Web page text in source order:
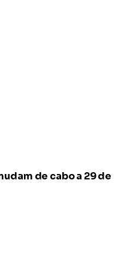
de cabo a 29 de